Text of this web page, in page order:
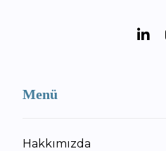
Menü
Hakkımızda